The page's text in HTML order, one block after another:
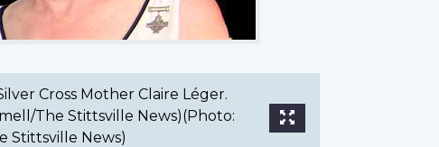
Cross Mother Claire Léger.
The Stittsville News)(Photo:
Stittsville News)